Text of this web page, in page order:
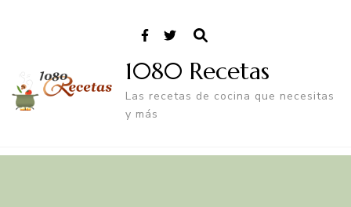
1080 Recetas
Las recetas de cocina que necesitas
y más